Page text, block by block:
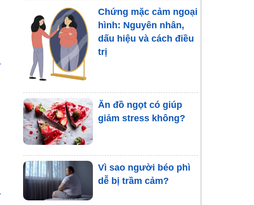
Chứng mặc cảm ngoại
hình: Nguyên nhân,
dấu hiệu và cách điều
trị
Ăn đồ ngọt có giúp
giảm stress không?
Vì sao người béo phì
dễ bị trầm cảm?